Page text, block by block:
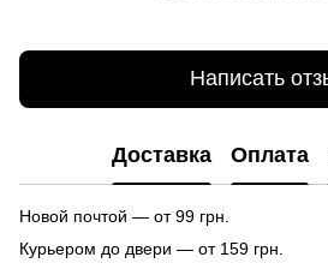
Написать
Доставка Оплата
Новой почтой — от 99 грн.
Курьером до двери — от 159 грн.